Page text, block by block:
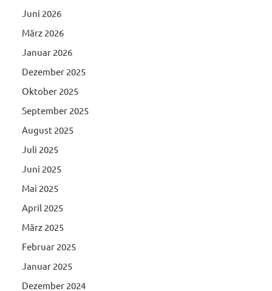
Juni 2026
März 2026
Januar 2026
Dezember 2025
Oktober 2025
September 2025
August 2025
Juli 2025
Juni 2025
Mai 2025
April 2025
März 2025
Februar 2025
Januar 2025
Dezember 2024